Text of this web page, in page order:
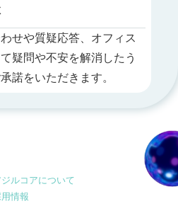
せや質疑応答、オフィス
疑問や不安を解消したう
諾をいただきます。
ジルコアについて
情報